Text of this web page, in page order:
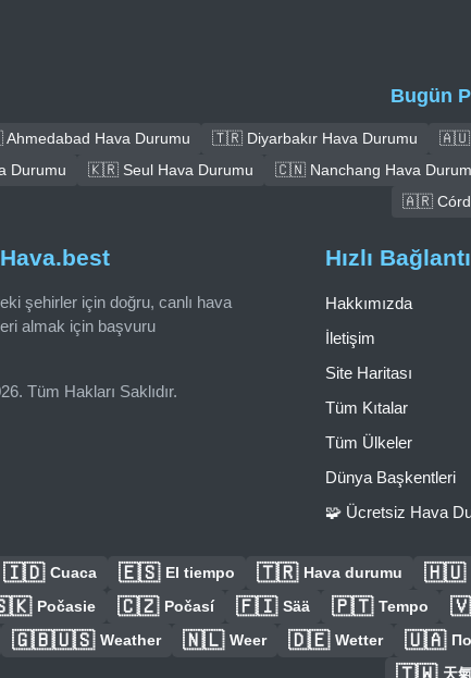
Bugün
Hava Durumu 🇹🇷 Diyarbakır Hava Durumu 🇦🇺
Durumu
🇰🇷 Seul Hava Durumu 🇨🇳 Nanchang Hava
🇦🇷
şehirler için doğru, canlı hava
almak için başvuru
Tüm Hakları Saklıdır.
Hızlı
Hakkımızda
İletişim
Site Haritası
Tüm Kıtalar
Tüm Ülkeler
Dünya Başkentleri
🧩 Ücretsiz Hava
🇮🇩 Cuaca 🇪🇸 El tiempo 🇹🇷 Hava durumu 🇭🇺
Počasie 🇨🇿 Počasí 🇫🇮 Sää 🇵🇹 Tempo
🇬🇧🇺🇸 Weather 🇳🇱 Weer 🇩🇪 Wetter 🇺🇦
天